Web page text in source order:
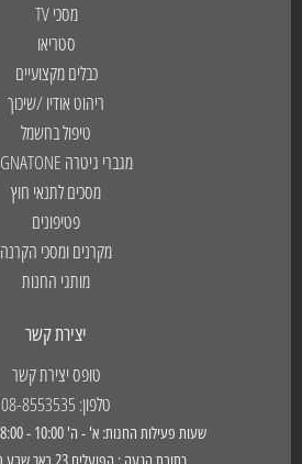
מסכי TV
סטריאו
כבלים מקצועיים
ריהוט אודיו /שיכוך
טיפול בחשמל
מגברי גיטרה MAGNATONE
מסכים לתנאי חוץ
פטיפונים
מקרנים ומסכי הקרנה
מותגי החנות
יצירת קשר
טופס יצירת קשר
טלפון: 08-8553535
שעות פעילות החנות: א' - ה' 10:00 - 18:00 , ו- 10:00- 13:00